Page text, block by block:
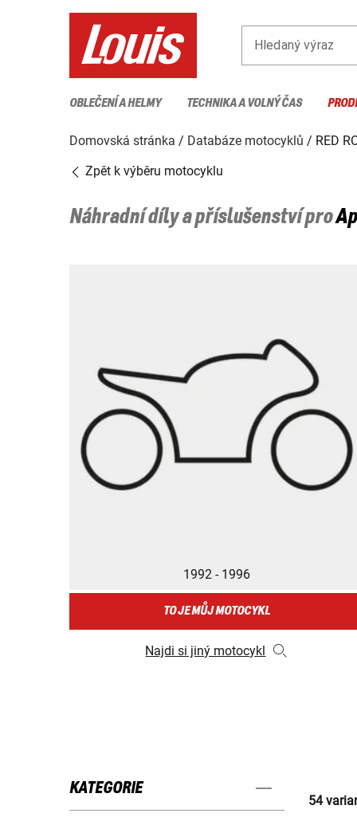
Hledaný výraz
OBLEČENÍ A HELMY TECHNIKA A VOLNÝ ČAS
Domovská stránka Databáze motocyklů
RED
Zpět k výběru motocyklu
Náhradní díly a příslušenství pro
1992 - 1996
TO JE MŮJ MOTOCYKL
Najdi si jiný motocykl
KATEGORIE
54